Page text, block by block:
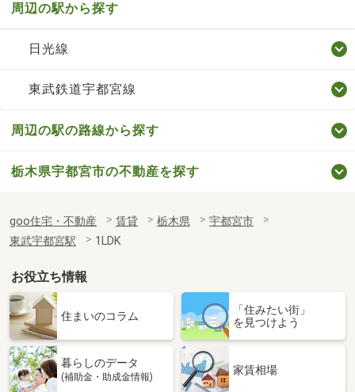
周辺の駅から探す
日光線
東武鉄道宇都宮線
周辺の駅の路線から探す
栃木県宇都宮市の不動産を探す
goo住宅・不動産 賃貸 栃木県
宇都宮市
東武宇都宮駅
1LDK
お役立ち情報
住まいのコラム
「住みたい街」
を見つけよう
暮らしのデータ
(補助金・助成金情報)
家賃相場